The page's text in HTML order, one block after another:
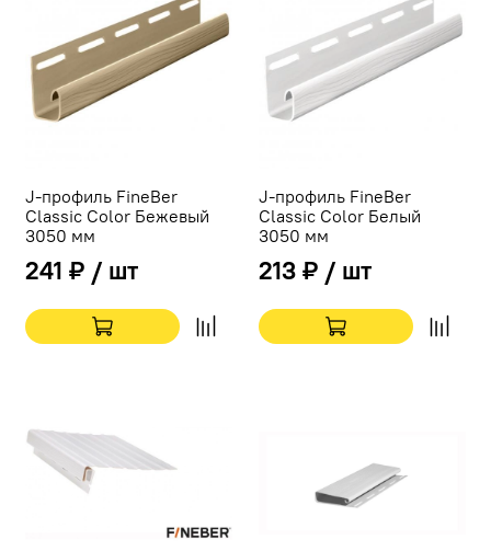
J-профиль FineBer
Classic Color Бежевый
3050 мм
241 ₽ / шт
J-профиль FineBer
Classic Color Белый
3050 мм
213 ₽ / шт